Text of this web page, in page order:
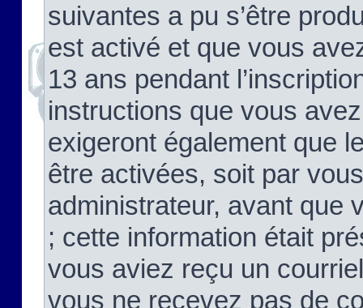
suivantes a pu s’être
est activé et que vous
13 ans pendant
instructions que vous
exigeront également que
être activées, soit par
administrateur, avant que
; cette information était
vous aviez reçu un
vous ne recevez pas de